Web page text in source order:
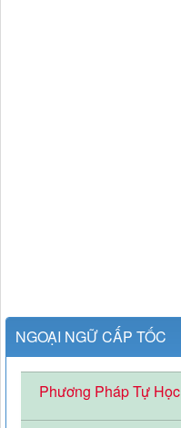
NGOẠI NGỮ CẤP TỐC
Phương Pháp Tự Học